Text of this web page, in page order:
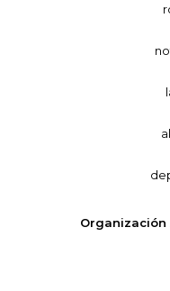
Organización